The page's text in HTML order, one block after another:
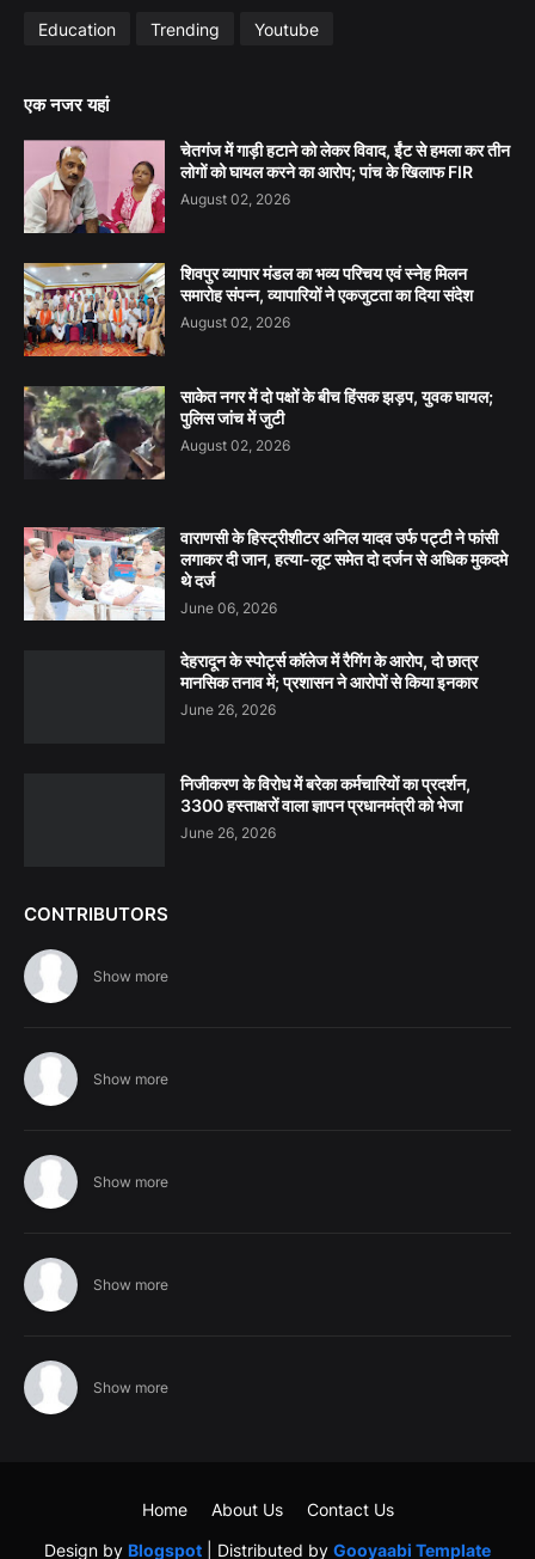
Education Trending Youtube
एक नजर यहां
चेतगंज में गाड़ी हटाने को लेकर विवाद, ईंट से हमला कर तीन
लोगों को घायल करने का आरोप; पांच के खिलाफ FIR
August 02, 2026
शिवपुर व्यापार मंडल का भव्य परिचय एवं स्नेह मिलन
समारोह संपन्न, व्यापारियों ने एकजुटता का दिया संदेश
August 02, 2026
साकेत नगर में दो पक्षों के बीच हिंसक झड़प, युवक घायल;
पुलिस जांच में जुटी
August 02, 2026
वाराणसी के हिस्ट्रीशीटर अनिल यादव उर्फ पट्टी ने फांसी
लगाकर दी जान, हत्या-लूट समेत दो दर्जन से अधिक मुकदमे
थे दर्ज
June 06, 2026
देहरादून के स्पोर्ट्स कॉलेज में रैगिंग के आरोप, दो छात्र
मानसिक तनाव में; प्रशासन ने आरोपों से किया इनकार
June 26, 2026
निजीकरण के विरोध में बरेका कर्मचारियों का प्रदर्शन,
3300 हस्ताक्षरों वाला ज्ञापन प्रधानमंत्री को भेजा
June 26, 2026
CONTRIBUTORS
Show more
Show more
Show more
Show more
Show more
Design by Blogspot | Distributed by Gooyaabi Template
Home About Us Contact Us